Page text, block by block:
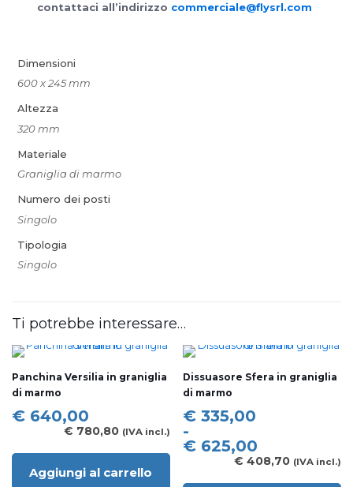
contattaci all’indirizzo commerciale@flysrl.com
Dimensioni
600 x 245 mm
Altezza
320 mm
Materiale
Graniglia di marmo
Numero dei posti
Singolo
Tipologia
Singolo
Ti potrebbe interessare…
Panchina Versilia in graniglia
di marmo
€ 640,00
€ 780,80 (IVA incl.)
Aggiungi al carrello
Dissuasore Sfera in graniglia
di marmo
€ 335,00
-
€ 625,00
Fascia
di
prezzo:
€ 408,70 (IVA incl.)